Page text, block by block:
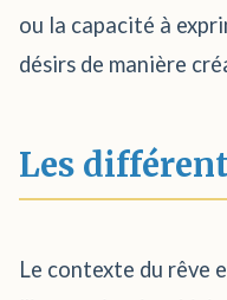
ou la capacité à
désirs de manière
Les
Le contexte du rêve